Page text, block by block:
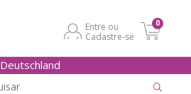
Entre ou
Cadastre-se
0
Deutschland